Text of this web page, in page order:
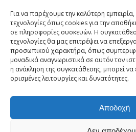
Για να παρέχουμε την καλύτερη
τεχνολογίες όπως cookies για την
σε πληροφορίες συσκευών. Η
τεχνολογίες θα μας επιτρέψει να
προσωπικού χαρακτήρα, όπως
μοναδικά αναγνωριστικά σε αυτόν τον
η ανάκληση της συγκατάθεσης, μπορεί να
ορισμένες λειτουργίες και δυνατότητες.
Αποδοχή
Έλεγχος
Οπτικά Πεδία
(Perimetry)
© 2025 - kazantziseyecare.gr -
Forge.com